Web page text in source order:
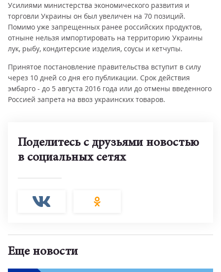
Усилиями министерства экономического развития и
торговли Украины он был увеличен на 70 позиций.
Помимо уже запрещенных ранее российских продуктов,
отныне нельзя импортировать на территорию Украины
лук, рыбу, кондитерские изделия, соусы и кетчупы.
Принятое постановление правительства вступит в силу
через 10 дней со дня его публикации. Срок действия
эмбарго - до 5 августа 2016 года или до отмены введенного
Россией запрета на ввоз украинских товаров.
Поделитесь с друзьями новостью
в социальных сетях
Еще новости